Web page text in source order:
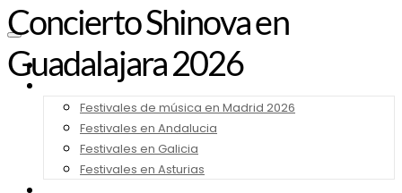
Noticias
Festivales 2026
Festivales de música en Madrid 2026
Festivales en Andalucia
Festivales en Galicia
Festivales en Asturias
Concierto Shinova en
Guadalajara 2026